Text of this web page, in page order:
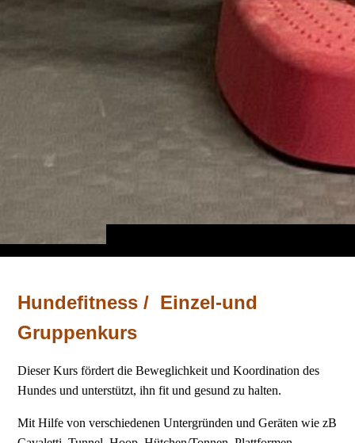
Hundefitness / Einzel-und
Gruppenkurs
Dieser Kurs fördert die Beweglichkeit und Koordination des
Hundes und unterstützt, ihn fit und gesund zu halten.
Mit Hilfe von verschiedenen Untergründen und Geräten wie zB